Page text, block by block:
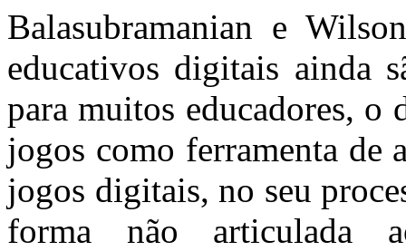
Balasubramanian e
educativos digitais ainda
para muitos educadores, o
jogos como ferramenta de
jogos digitais, no seu
forma não articulada